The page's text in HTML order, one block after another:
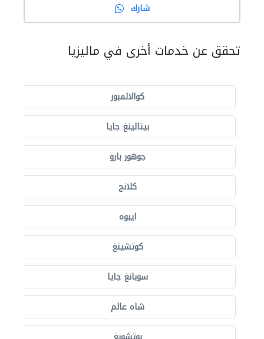
شارك
تحقق عن خدمات أخرى في ماليزيا
كوالالمبور
بيتالينغ جايا
جوهور بارو
كلانج
ايبوه
كوتشينغ
سوبانغ جايا
شاه عالم